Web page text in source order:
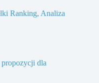
Ranking, Analiza
propozycji dla